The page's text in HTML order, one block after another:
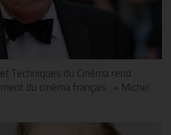
et Techniques du Cinéma rend
du cinéma français : « Michel